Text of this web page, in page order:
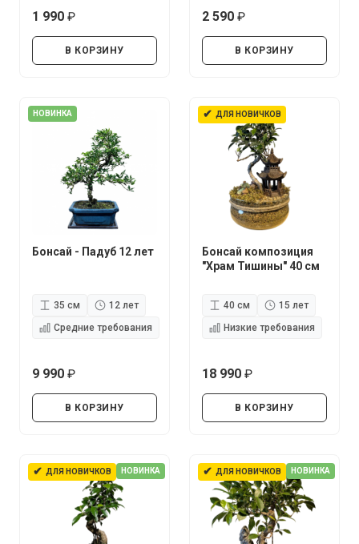
1 990
В КОРЗИНУ
2 590
В КОРЗИНУ
НОВИНКА
Бонсай - Падуб 12 лет
35 см
12 лет
Средние требования
9 990
В КОРЗИНУ
✔ ДЛЯ НОВИЧКОВ
Бонсай композиция
"Храм Тишины" 40 см
40 см
15 лет
Низкие требования
18 990
В КОРЗИНУ
✔ ДЛЯ НОВИЧКОВ НОВИНКА ✔ ДЛЯ НОВИЧКОВ НОВИНКА